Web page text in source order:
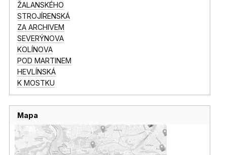
ŽALANSKÉHO
STROJÍRENSKÁ
ZA ARCHIVEM
SEVERÝNOVA
KOLÍNOVA
POD MARTINEM
HEVLÍNSKÁ
K MOSTKU
Mapa